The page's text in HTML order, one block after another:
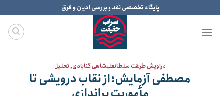
to
content
پایگاه تخصصی نقد و بررسی ادیان و فرق
دراویش طریقت سلطانعلیشاهی گنابادی,تحلیل
مصطفی آزمایش؛ از نقاب درویشی تا